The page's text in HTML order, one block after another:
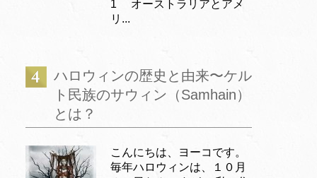
1 オーストラリアとアメ
リ...
ハロウィンの歴史と由来〜ケル
ト民族のサウィン（Samhain）
とは？
こんにちは、ヨーコです。
毎年ハロウィンは、１０月